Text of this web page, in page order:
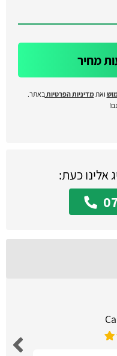
מחיר
ואתמדיניות הפרטיותבאתר.
אלינו כעת: